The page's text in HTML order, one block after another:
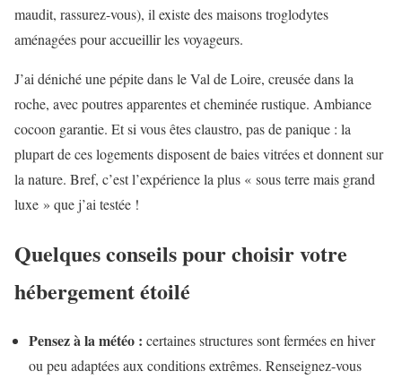
maudit, rassurez-vous), il existe des maisons troglodytes
aménagées pour accueillir les voyageurs.
J’ai déniché une pépite dans le Val de Loire, creusée dans la
roche, avec poutres apparentes et cheminée rustique. Ambiance
cocoon garantie. Et si vous êtes claustro, pas de panique : la
plupart de ces logements disposent de baies vitrées et donnent sur
la nature. Bref, c’est l’expérience la plus « sous terre mais grand
luxe » que j’ai testée !
Quelques conseils pour choisir votre
hébergement étoilé
Pensez à la météo : certaines structures sont fermées en hiver
ou peu adaptées aux conditions extrêmes. Renseignez-vous